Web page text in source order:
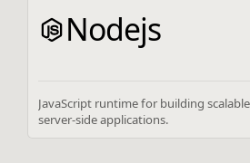
Nodejs
JavaScript runtime for building
server-side applications.